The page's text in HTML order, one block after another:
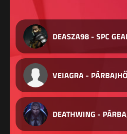
DEASZA98 - SPC
VEIAGRA -
DEATHWING -